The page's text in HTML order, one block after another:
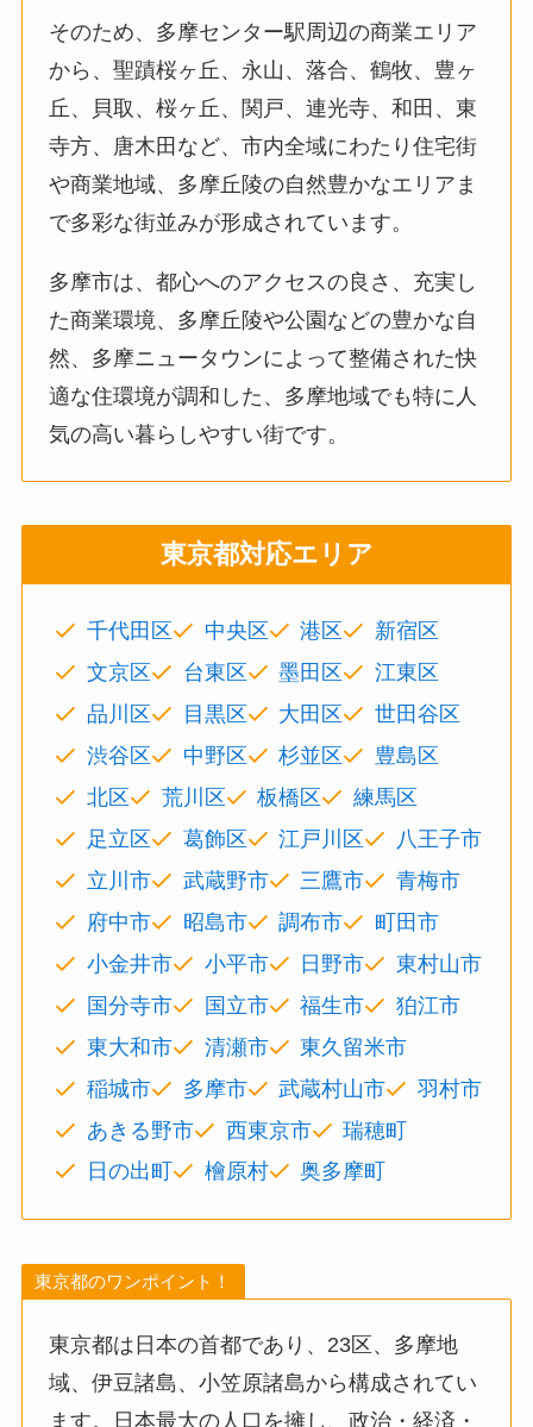
そのため、多摩センター駅周辺の商業エリア
から、聖蹟桜ヶ丘、永山、落合、鶴牧、豊ヶ
丘、貝取、桜ヶ丘、関戸、連光寺、和田、東
寺方、唐木田など、市内全域にわたり住宅街
や商業地域、多摩丘陵の自然豊かなエリアま
で多彩な街並みが形成されています。
多摩市は、都心へのアクセスの良さ、充実し
た商業環境、多摩丘陵や公園などの豊かな自
然、多摩ニュータウンによって整備された快
適な住環境が調和した、多摩地域でも特に人
気の高い暮らしやすい街です。
東京都対応エリア
千代田区 中央区 港区
新宿区
文京区
台東区 墨田区
江東区
品川区
目黒区 大田区
世田谷区
渋谷区
中野区 杉並区
豊島区
北区
荒川区 板橋区
練馬区
足立区
葛飾区 江戸川区
八王子市
立川市
武蔵野市 三鷹市
青梅市
府中市
昭島市 調布市
町田市
小金井市
小平市 日野市
東村山市
国分寺市
国立市 福生市
狛江市
東大和市
清瀬市
東久留米市
稲城市
多摩市 武蔵村山市
羽村市
あきる野市
西東京市
瑞穂町
日の出町
檜原村 奥多摩町
東京都のワンポイント！
東京都は日本の首都であり、23区、多摩地
域、伊豆諸島、小笠原諸島から構成されてい
ます。日本最大の人口を擁し、政治・経済・